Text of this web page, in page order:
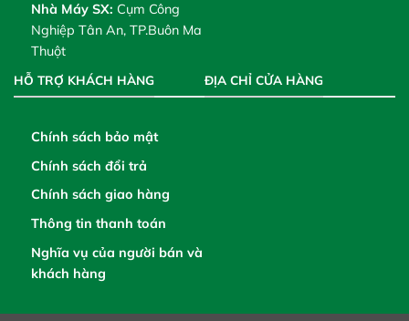
Nhà Máy SX: Cụm Công
Nghiệp Tân An, TP.Buôn Ma
Thuột
HỖ TRỢ KHÁCH HÀNG
Chính sách bảo mật
Chính sách đổi trả
Chính sách giao hàng
Thông tin thanh toán
Nghĩa vụ của người bán và
khách hàng
ĐỊA CHỈ CỬA HÀNG